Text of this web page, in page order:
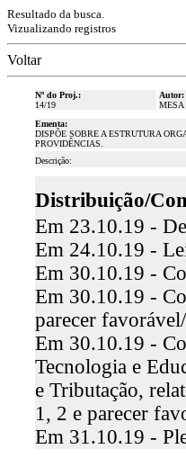
Resultado da busca.
Vizualizando registros
Voltar
Nº do Proj.:
14/19
Autor:
MESA
Ementa:
DISPÕE SOBRE A ESTRUTURA
PROVIDÊNCIAS.
Descrição:
Distribuição/
Em 23.10.19 -
Em 24.10.19 -
Em 30.10.19 -
Em 30.10.19 -
parecer
Em 30.10.19 -
Tecnologia e
e Tributação,
1, 2 e parecer
Em 31.10.19 -